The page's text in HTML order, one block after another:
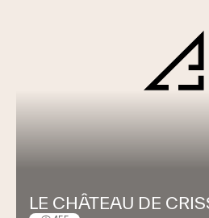
LE CHÂTEAU DE